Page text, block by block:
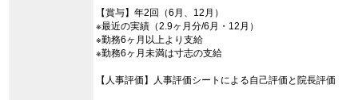
【賞与】年2回（6月、12月）
※最近の実績（2.9ヶ月分/6月・12月）
※勤務6ヶ月以上より支給
※勤務6ヶ月未満は寸志の支給
【人事評価】人事評価シートによる自己評価と院長評価